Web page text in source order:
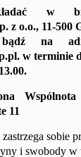
w
z o.o., 11-500
bądź na
.w terminie
.
11
sobie
i swobody w